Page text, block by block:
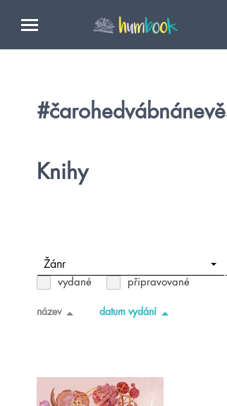
Knihy
Žánr
vydané připravované
název datum vydání